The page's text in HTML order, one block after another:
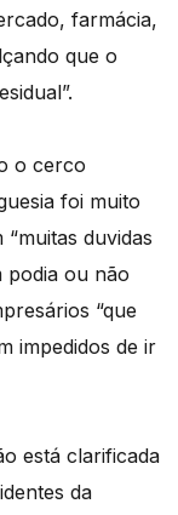
farmácia,
que o
o cerco
foi muito
duvidas
podia ou não
“que
impedidos de ir
está clarificada
da